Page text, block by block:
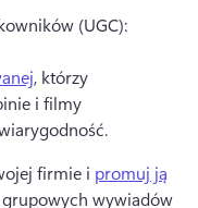
(UGC):
, którzy
i filmy
firmie i promuj ją
wywiadów